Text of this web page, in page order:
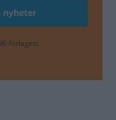
förlagets